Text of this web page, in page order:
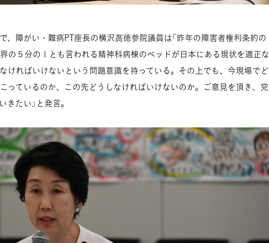
、障がい・難病PT座長の横沢高徳参院議員は「昨年の障害者権利条約の
の５分の１とも言われる精神科病棟のベッドが日本にある現状を適正な
ければいけないという問題意識を持っている。その上でも、今現場でど
っているのか、この先どうしなければいけないのか。ご意見を頂き、党
きたい」と発言。